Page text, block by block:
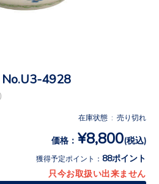
4928
在庫状態 : 売り切れ
価格： ¥8,800(税込)
獲得予定ポイント： 88ポイント
只今お取扱い出来ません